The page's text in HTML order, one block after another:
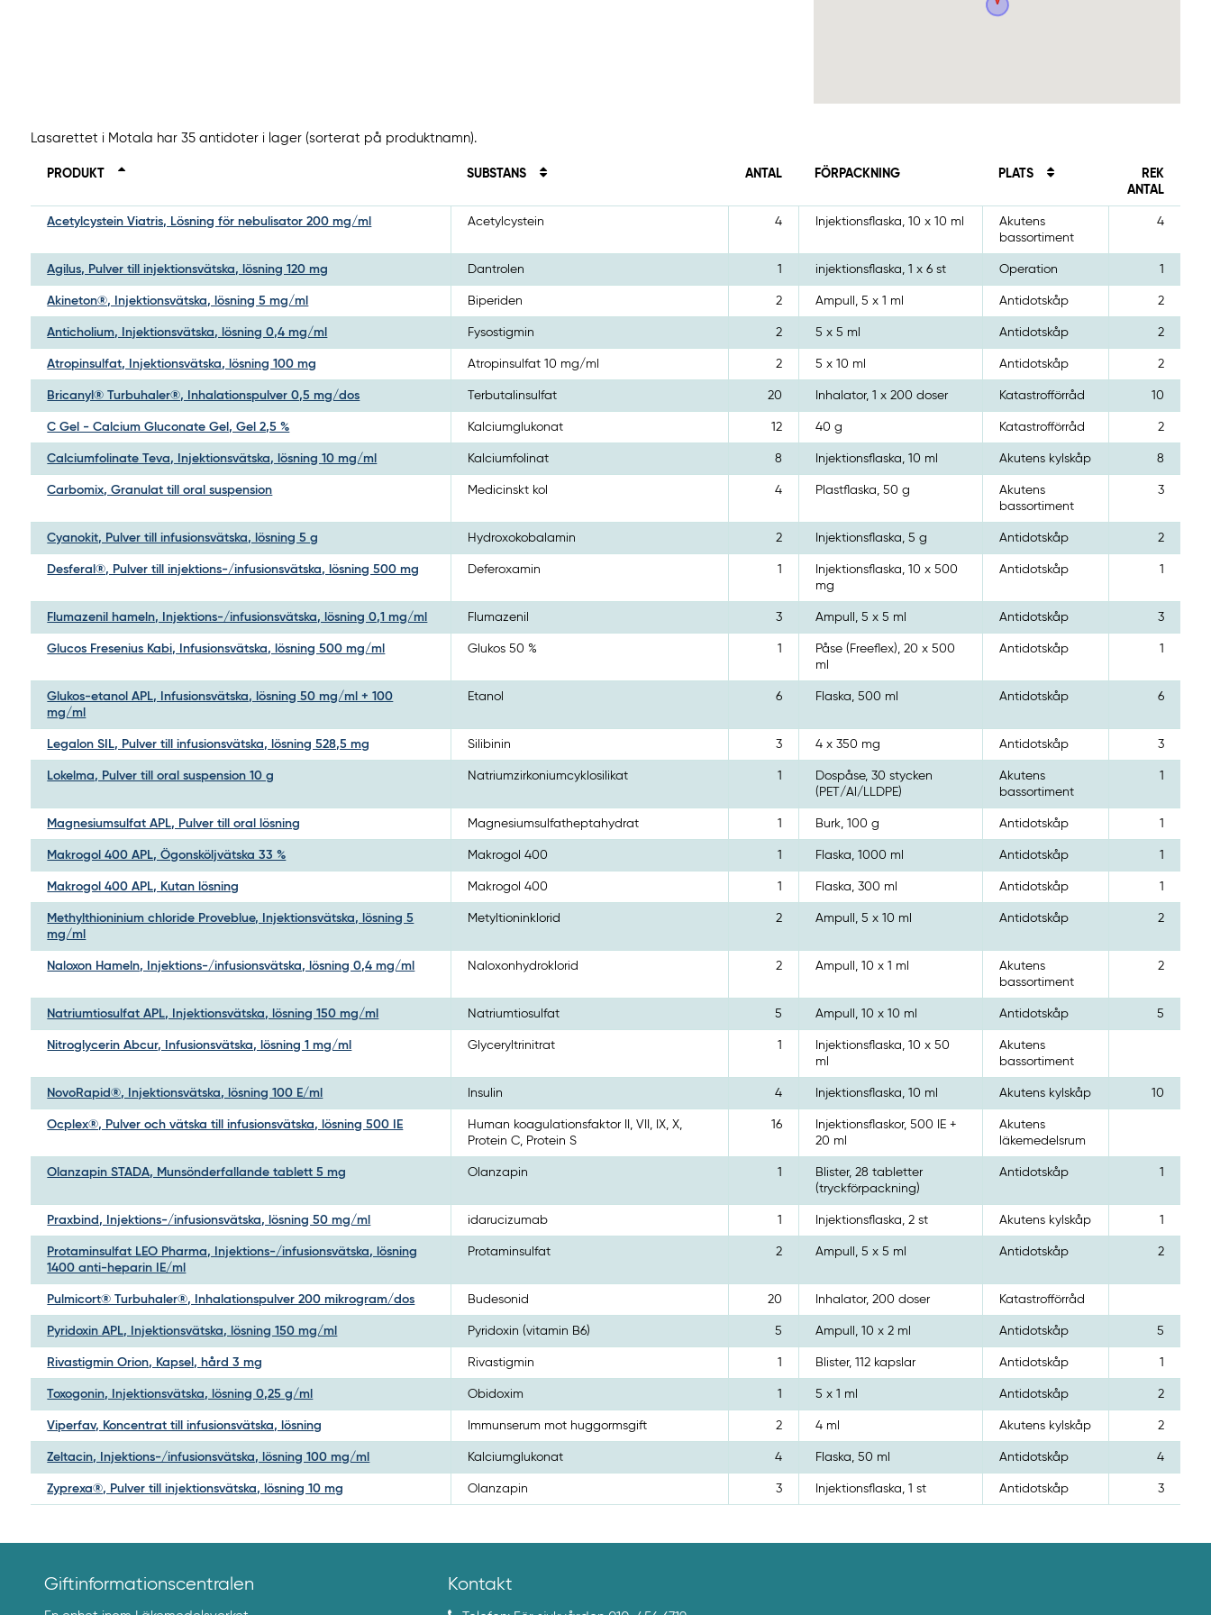
Lasarettet i Motala har 35 antidoter i lager (sorterat på produktnamn).
PRODUKT SUBSTANS ANTAL FÖRPACKNING PLATS
REK
ANTAL
Acetylcystein Viatris, Lösning för nebulisator 200 mg/ml Acetylcystein 4 Injektionsflaska, 10 x 10 ml
Akutens
bassortiment
4
Agilus, Pulver till injektionsvätska, lösning 120 mg Dantrolen 1 injektionsflaska, 1 x 6 st Operation 1
Akineton®, Injektionsvätska, lösning 5 mg/ml Biperiden 2 Ampull, 5 x 1 ml Antidotskåp 2
Anticholium, Injektionsvätska, lösning 0,4 mg/ml Fysostigmin 2 5 x 5 ml Antidotskåp 2
Atropinsulfat, Injektionsvätska, lösning 100 mg Atropinsulfat 10 mg/ml 2 5 x 10 ml Antidotskåp 2
Bricanyl® Turbuhaler®, Inhalationspulver 0,5 mg/dos Terbutalinsulfat 20 Inhalator, 1 x 200 doser Katastrofförråd 10
C Gel - Calcium Gluconate Gel, Gel 2,5 % Kalciumglukonat 12 40 g Katastrofförråd 2
Calciumfolinate Teva, Injektionsvätska, lösning 10 mg/ml Kalciumfolinat 8 Injektionsflaska, 10 ml Akutens kylskåp 8
Carbomix, Granulat till oral suspension Medicinskt kol 4 Plastflaska, 50 g
Akutens
bassortiment
3
Cyanokit, Pulver till infusionsvätska, lösning 5 g Hydroxokobalamin 2 Injektionsflaska, 5 g Antidotskåp 2
Desferal®, Pulver till injektions-/infusionsvätska, lösning 500 mg Deferoxamin 1
Injektionsflaska, 10 x 500
mg
Antidotskåp 1
Flumazenil hameln, Injektions-/infusionsvätska, lösning 0,1 mg/ml Flumazenil 3 Ampull, 5 x 5 ml Antidotskåp 3
Glucos Fresenius Kabi, Infusionsvätska, lösning 500 mg/ml Glukos 50 % 1
Påse (Freeflex), 20 x 500
ml
Antidotskåp 1
Glukos-etanol APL, Infusionsvätska, lösning 50 mg/ml + 100
mg/ml
Etanol 6 Flaska, 500 ml Antidotskåp 6
Legalon SIL, Pulver till infusionsvätska, lösning 528,5 mg Silibinin 3 4 x 350 mg Antidotskåp 3
Lokelma, Pulver till oral suspension 10 g Natriumzirkoniumcyklosilikat 1
Dospåse, 30 stycken
(PET/Al/LLDPE)
Akutens
bassortiment
1
Magnesiumsulfat APL, Pulver till oral lösning Magnesiumsulfatheptahydrat 1 Burk, 100 g Antidotskåp 1
Makrogol 400 APL, Ögonsköljvätska 33 % Makrogol 400 1 Flaska, 1000 ml Antidotskåp 1
Makrogol 400 APL, Kutan lösning Makrogol 400 1 Flaska, 300 ml Antidotskåp 1
Methylthioninium chloride Proveblue, Injektionsvätska, lösning 5
mg/ml
Metyltioninklorid 2 Ampull, 5 x 10 ml Antidotskåp 2
Naloxon Hameln, Injektions-/infusionsvätska, lösning 0,4 mg/ml Naloxonhydroklorid 2 Ampull, 10 x 1 ml
Akutens
bassortiment
2
Natriumtiosulfat APL, Injektionsvätska, lösning 150 mg/ml Natriumtiosulfat 5 Ampull, 10 x 10 ml Antidotskåp 5
Nitroglycerin Abcur, Infusionsvätska, lösning 1 mg/ml Glyceryltrinitrat 1
Injektionsflaska, 10 x 50
ml
Akutens
bassortiment
NovoRapid®, Injektionsvätska, lösning 100 E/ml Insulin 4 Injektionsflaska, 10 ml Akutens kylskåp 10
Ocplex®, Pulver och vätska till infusionsvätska, lösning 500 IE
Human koagulationsfaktor II, VII, IX, X,
Protein C, Protein S
16
Injektionsflaskor, 500 IE +
20 ml
Akutens
läkemedelsrum
Olanzapin STADA, Munsönderfallande tablett 5 mg Olanzapin 1
Blister, 28 tabletter
(tryckförpackning)
Antidotskåp 1
Praxbind, Injektions-/infusionsvätska, lösning 50 mg/ml idarucizumab 1 Injektionsflaska, 2 st Akutens kylskåp 1
Protaminsulfat LEO Pharma, Injektions-/infusionsvätska, lösning
1400 anti-heparin IE/ml
Protaminsulfat 2 Ampull, 5 x 5 ml Antidotskåp 2
Pulmicort® Turbuhaler®, Inhalationspulver 200 mikrogram/dos Budesonid 20 Inhalator, 200 doser Katastrofförråd
Pyridoxin APL, Injektionsvätska, lösning 150 mg/ml Pyridoxin (vitamin B6) 5 Ampull, 10 x 2 ml Antidotskåp 5
Rivastigmin Orion, Kapsel, hård 3 mg Rivastigmin 1 Blister, 112 kapslar Antidotskåp 1
Toxogonin, Injektionsvätska, lösning 0,25 g/ml Obidoxim 1 5 x 1 ml Antidotskåp 2
Viperfav, Koncentrat till infusionsvätska, lösning Immunserum mot huggormsgift 2 4 ml Akutens kylskåp 2
Zeltacin, Injektions-/infusionsvätska, lösning 100 mg/ml Kalciumglukonat 4 Flaska, 50 ml Antidotskåp 4
Zyprexa®, Pulver till injektionsvätska, lösning 10 mg Olanzapin 3 Injektionsflaska, 1 st Antidotskåp 3
Giftinformationscentralen Kontakt